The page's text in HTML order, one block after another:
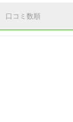
口コミ数順